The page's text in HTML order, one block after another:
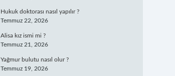
Hukuk doktorası nasıl yapılır ?
Temmuz 22, 2026
Alisa kız ismi mi ?
Temmuz 21, 2026
Yağmur bulutu nasıl olur ?
Temmuz 19, 2026